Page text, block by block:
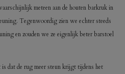
meteen aan de houten barkruk in
Tegenwoordig zien we echter steeds
en zouden we ze eigenlijk beter barstoel
dat de rug meer steun krijgt tijdens het